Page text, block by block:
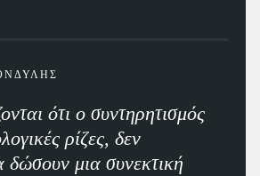
ότι ο συντηρητισμός
ρίζες, δεν
μια συνεκτική